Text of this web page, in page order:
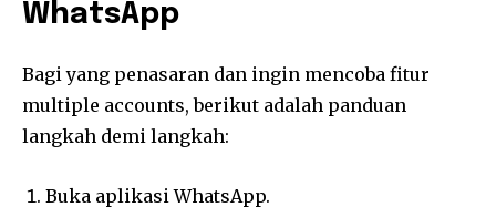
WhatsApp
Bagi yang penasaran dan ingin mencoba fitur
multiple accounts, berikut adalah panduan
langkah demi langkah:
Buka aplikasi WhatsApp.